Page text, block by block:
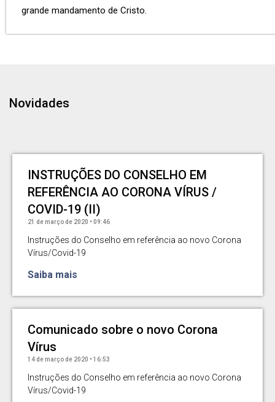
grande mandamento de Cristo.
Novidades
INSTRUÇÕES DO CONSELHO EM
REFERÊNCIA AO CORONA VÍRUS /
COVID-19 (II)
21 de março de 2020 09:46
Instruções do Conselho em referência ao novo Corona
Vírus/Covid-19
Saiba mais
Comunicado sobre o novo Corona
Vírus
14 de março de 2020 16:53
Instruções do Conselho em referência ao novo Corona
Vírus/Covid-19